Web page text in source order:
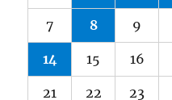
7 8 9
14 15 16
21 22 23